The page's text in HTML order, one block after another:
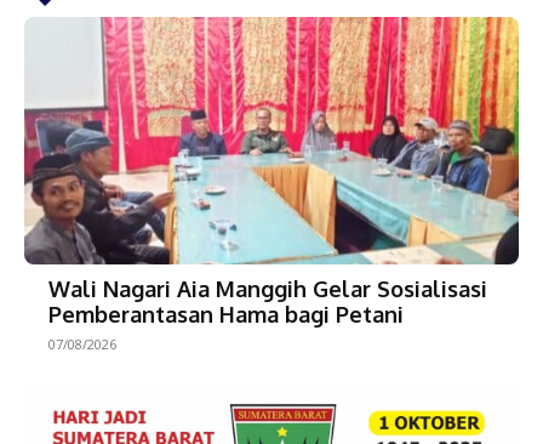
Wali Nagari Aia Manggih Gelar Sosialisasi
Pemberantasan Hama bagi Petani
07/08/2026